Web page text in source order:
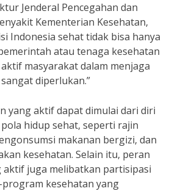
Jenderal Pencegahan dan
Kementerian Kesehatan,
Indonesia sehat tidak bisa hanya
atau tenaga kesehatan
masyarakat dalam menjaga
diperlukan.”
yang aktif dapat dimulai dari diri
hidup sehat, seperti rajin
makanan bergizi, dan
kesehatan. Selain itu, peran
aktif juga melibatkan partisipasi
kesehatan yang